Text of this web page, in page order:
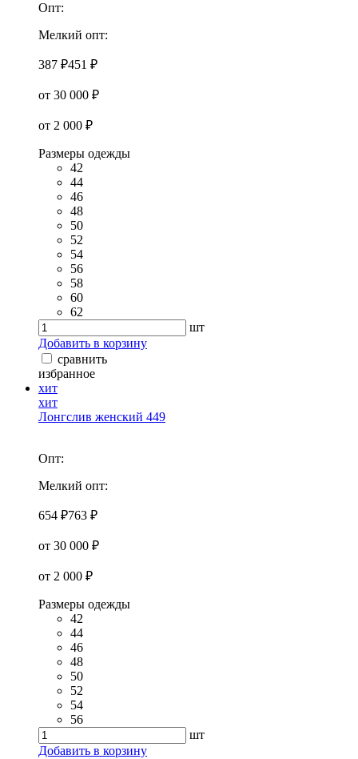
Опт:
Мелкий опт:
387 ₽451 ₽
от 30 000 ₽
от 2 000 ₽
Размеры одежды
42
44
46
48
50
52
54
56
58
60
62
шт
Добавить в корзину
сравнить
избранное
хит
хит
Лонгслив женский 449
Опт:
Мелкий опт:
654 ₽763 ₽
от 30 000 ₽
от 2 000 ₽
Размеры одежды
42
44
46
48
50
52
54
56
шт
Добавить в корзину